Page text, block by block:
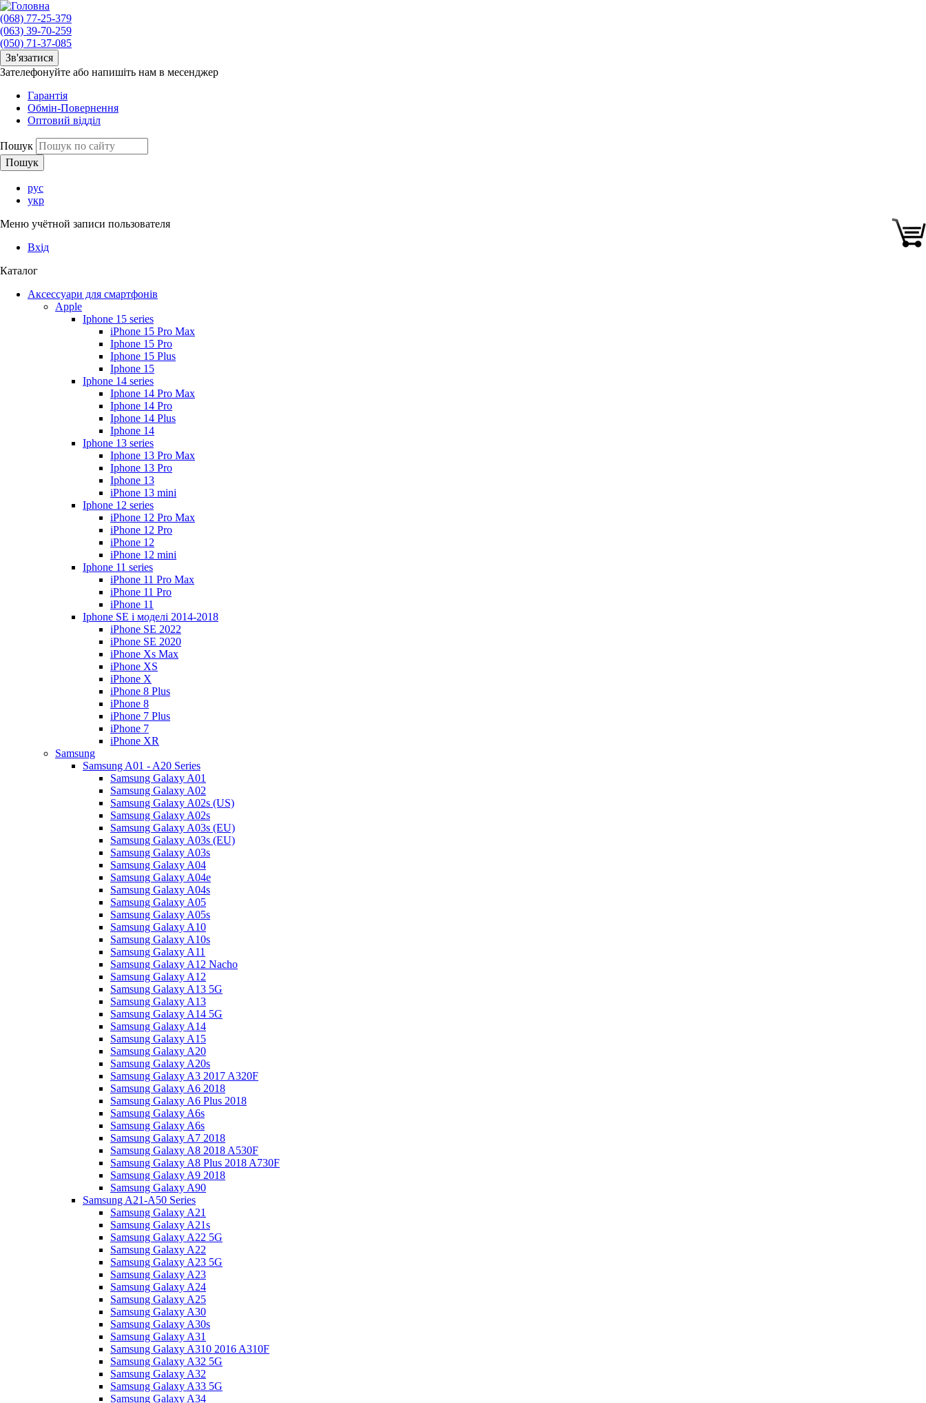
(068) 77-25-379
(063) 39-70-259
(050) 71-37-085
Зв'язатися
Зателефонуйте або напишіть нам в месенджер
Гарантія
Обмін-Повернення
Оптовий відділ
Пошук
рус
укр
Меню учётной записи пользователя
Вхід
Каталог
Аксессуари для смартфонів
Apple
Iphone 15 series
iPhone 15 Pro Max
Iphone 15 Pro
Iphone 15 Plus
Iphone 15
Iphone 14 series
Iphone 14 Pro Max
Iphone 14 Pro
Iphone 14 Plus
Iphone 14
Iphone 13 series
Iphone 13 Pro Max
Iphone 13 Pro
Iphone 13
iPhone 13 mini
Iphone 12 series
iPhone 12 Pro Max
iPhone 12 Pro
iPhone 12
iPhone 12 mini
Iphone 11 series
iPhone 11 Pro Max
iPhone 11 Pro
iPhone 11
Iphone SE і моделі 2014-2018
iPhone SE 2022
iPhone SE 2020
iPhone Xs Max
iPhone XS
iPhone X
iPhone 8 Plus
iPhone 8
iPhone 7 Plus
iPhone 7
iPhone XR
Samsung
Samsung A01 - A20 Series
Samsung Galaxy A01
Samsung Galaxy A02
Samsung Galaxy A02s (US)
Samsung Galaxy A02s
Samsung Galaxy A03s (EU)
Samsung Galaxy A03s (EU)
Samsung Galaxy A03s
Samsung Galaxy A04
Samsung Galaxy A04e
Samsung Galaxy A04s
Samsung Galaxy A05
Samsung Galaxy A05s
Samsung Galaxy A10
Samsung Galaxy A10s
Samsung Galaxy A11
Samsung Galaxy A12 Nacho
Samsung Galaxy A12
Samsung Galaxy A13 5G
Samsung Galaxy A13
Samsung Galaxy A14 5G
Samsung Galaxy A14
Samsung Galaxy A15
Samsung Galaxy A20
Samsung Galaxy A20s
Samsung Galaxy A3 2017 A320F
Samsung Galaxy A6 2018
Samsung Galaxy A6 Plus 2018
Samsung Galaxy A6s
Samsung Galaxy A6s
Samsung Galaxy A7 2018
Samsung Galaxy A8 2018 A530F
Samsung Galaxy A8 Plus 2018 A730F
Samsung Galaxy A9 2018
Samsung Galaxy A90
Samsung A21-A50 Series
Samsung Galaxy A21
Samsung Galaxy A21s
Samsung Galaxy A22 5G
Samsung Galaxy A22
Samsung Galaxy A23 5G
Samsung Galaxy A23
Samsung Galaxy A24
Samsung Galaxy A25
Samsung Galaxy A30
Samsung Galaxy A30s
Samsung Galaxy A31
Samsung Galaxy A310 2016 A310F
Samsung Galaxy A32 5G
Samsung Galaxy A32
Samsung Galaxy A33 5G
Samsung Galaxy A34